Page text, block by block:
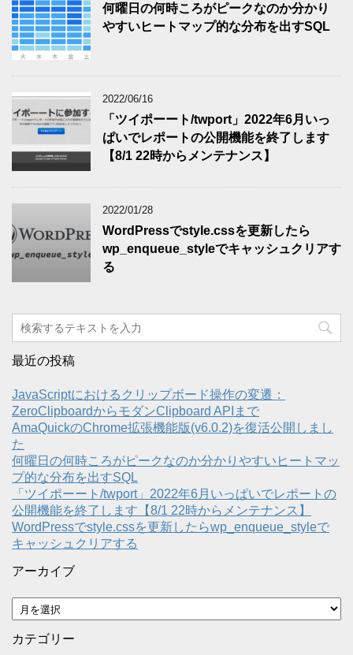
何曜日の何時ころがピークなのか分かり
やすいヒートマップ的な分布を出すSQL
2022/06/16
「ツイポーート/twport」2022年6月いっ
ぱいでレポートの公開機能を終了します
【8/1 22時からメンテナンス】
2022/01/28
WordPressでstyle.cssを更新したら
wp_enqueue_styleでキャッシュクリアす
る
最近の投稿
JavaScriptにおけるクリップボード操作の変遷：
ZeroClipboardからモダンClipboard APIまで
AmaQuickのChrome拡張機能版(v6.0.2)を復活公開しまし
た
何曜日の何時ころがピークなのか分かりやすいヒートマッ
プ的な分布を出すSQL
「ツイポーート/twport」2022年6月いっぱいでレポートの
公開機能を終了します【8/1 22時からメンテナンス】
WordPressでstyle.cssを更新したらwp_enqueue_styleで
キャッシュクリアする
アーカイブ
ア
ー
カ
カテゴリー